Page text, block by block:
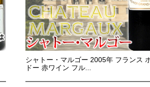
シャトー・マルゴー 2005年 フランス
ドー 赤ワイン フル...